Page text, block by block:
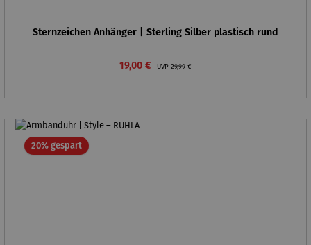
Sternzeichen Anhänger | Sterling Silber plastisch rund
Verkaufspreis:
19,00 € UVP Regulärer Preis:
29,99 €
20% gespartRabatt